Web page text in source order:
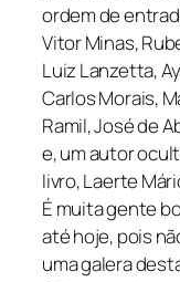
ordem de
Vitor Minas,
Luiz Lanzetta,
Carlos Morais,
Ramil, José de
e, um autor
livro, Laerte
É muita gente
até hoje, pois
uma galera